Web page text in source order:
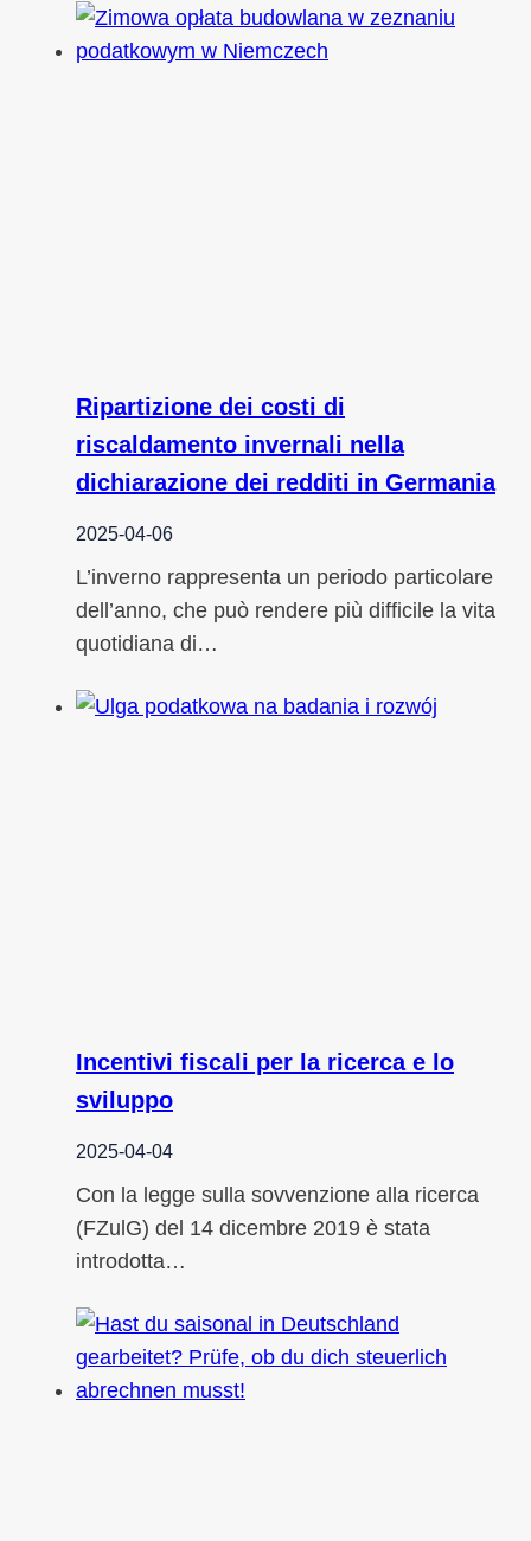
Ripartizione dei costi di
riscaldamento invernali nella
dichiarazione dei redditi in Germania
2025-04-06
L’inverno rappresenta un periodo particolare
dell’anno, che può rendere più difficile la vita
quotidiana di…
Incentivi fiscali per la ricerca e lo
sviluppo
2025-04-04
Con la legge sulla sovvenzione alla ricerca
(FZulG) del 14 dicembre 2019 è stata
introdotta…